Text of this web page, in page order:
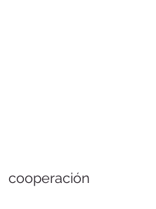
cooperación